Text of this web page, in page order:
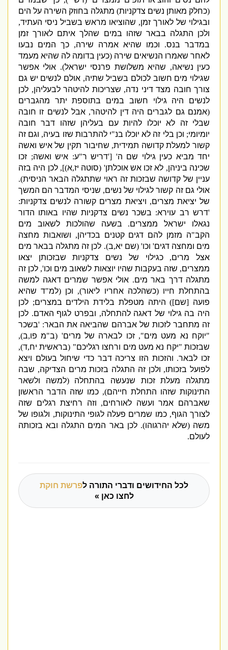
כחלק מאותן נשים צדקניות)מתגלה בחוזק השירה על הים
ובגילוי של לאורך זמן,שהוציאו מראש בשביל ניסי העתיד,
ולכן התגלה בבאר שזהו במים שהלך איתם לאורך זמן
במדבר בנס.וכמו שהיא אמרה שירה,כך המים נבעו
לאחר שאמרו הנשיאים שירה(כעין בדומה לה שהיא מעמד
כעין נשיאה,שהיא משלושת פרנסי ישראל).אולי אפשר
שגילוי מים חשוב לכולם בשביל שתיה,אולם לנשים יש גם
צורך חובה מצד דיני נדה,שצריכות להיטהר לבעליהן,לכן
לנשים היה גילוי חשוב במים בתוספת יתר מהגברים
אמנם גם לגברים היה דין להיטהר,אבל לנשים זו חובה
שבלי זה לא יוכלו להיות עם בעליהן שזהו דבר חובה
יומיומי;וכן בלי זה לא יוכלו בנ"י להתרבות שזו בעיה,וגם זה
קשור למעלת קדושה תמידית,שחיבור תקין של איש ואשה
יחד מביא כעין גילוי שם ה ' [' דריש ר "ע:איש ואשה;זכו
שכינה ביניהן,לא זכו אש אוכלתן' (סוטה יז, א)],לכן היה בזה
עניין של קדושה שבזכות זה ראוי שתתגלה הבאר הניסית).
אולי גם זה קשור לגילוי של נשים,שניסי המדבר הם המשך
של יציאת מצרים,ויציאת מצרים קשורה לנשים צדקניות:
דרש רב עוירא:בשכר נשים צדקניות שהיו באותו הדור
נגאלו ישראל ממצרים.בשעה שהולכות לשאוב מים
הקב"ה מזמן להם דגים קטנים בכדיהן,ושואבות מחצה
מים ומחצה דגים'וכו' (שם יא ,ב).לכן זה מתגלה בבאר מים
אצל מרים,כגילוי של נשים צדקניות שבזכותן יצאו
ממצרים,שזה בעקבות שהיו יוצאות לשאוב מים וכו ',לכן זה
מתגלה דרך באר מים.אולי אפשר שמרים דאגה למשה
בהתחלת חייו(כשהלכה אחריו ליאור),וכן(למ"ד שהיא
פועה[שם])היתה מטפלת בלידת הילדים במצרים;לכן
היה בה גילוי של דאגה להתחלה,ובפרט לגוף האדם.לכן
זה מתחבר לזכות של אברהם שהביאה את הבאר: 'בשכר
יוקח נא מעט מים",זכו לבארה של מרים' (ב "מ פו ,ב),
שבזכות"יקח נא מעט מים ורחצו רגליכם" (בראשית יח ,ד),
זכו לבאר.והזכות הזו צריכה דבר כדי שיחול בעולם ויצא
לפועל בזכותו,ולכן זה התגלה בזכות מרים הצדיקה,שבה
מתגלה מעלת זכות שנעשה בהתחלה( למשה ולשאר
התינוקות שזהו התחלת חייהם),כמו שזה הדבר הראשון
שאברהם אמר ועשה לאורחים,וזה רחיצת רגלים שזה
לצורך הגוף,כמו שמרים פעלה לגופי התינוקות,ולגופו של
משה(שלא יהרגוהו).לכן באר המים התגלה ובא בזכותה
לעולם.
לכל החידושים ודברי התורה לפרשת חוקת
לחצו כאן »